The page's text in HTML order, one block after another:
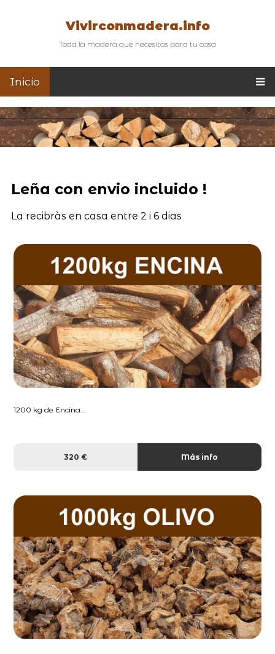
Vivirconmadera.info
Toda la madera que necesitas para tu casa
Inicio
Leña con envio incluido !
La recibràs en casa entre 2 i 6 dias
1200 kg de Encina...
320 € Más info